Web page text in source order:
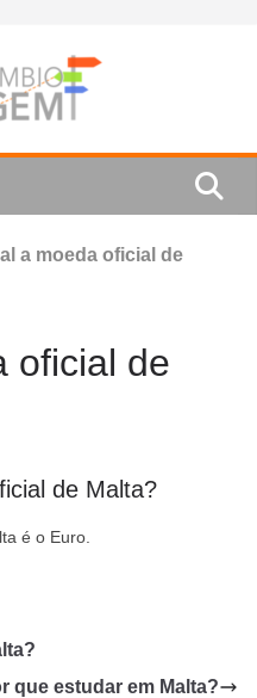
a moeda oficial de
oficial de
de Malta?
é o Euro.
que estudar em Malta?